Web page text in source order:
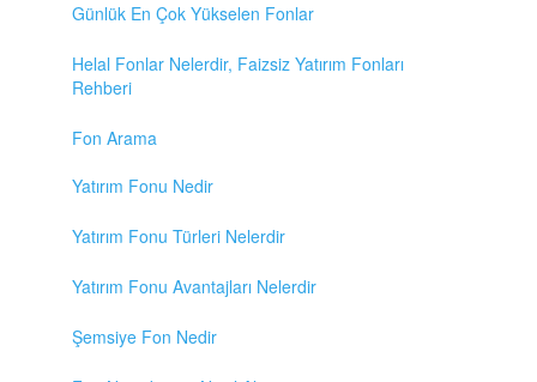
Günlük En Çok Yükselen Fonlar
Helal Fonlar Nelerdir, Faizsiz Yatırım Fonları
Rehberi
Fon Arama
Yatırım Fonu Nedir
Yatırım Fonu Türleri Nelerdir
Yatırım Fonu Avantajları Nelerdir
Şemsiye Fon Nedir